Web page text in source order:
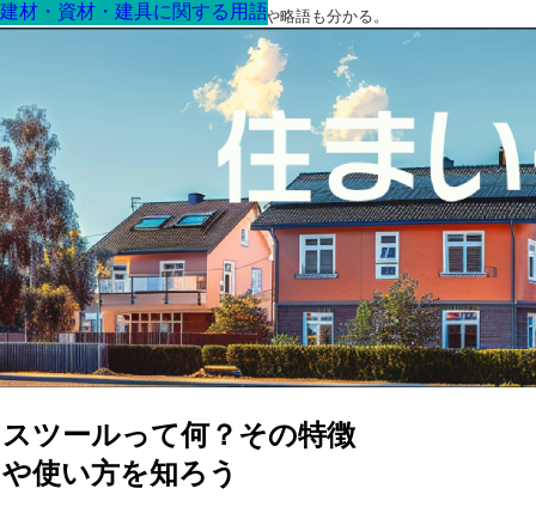
最高の家を作るための知識！専門用語や略語も分かる。
スツールって何？その特徴
や使い方を知ろう
建材・資材・建具に関する用語
建材・資材・建具に関する用語
建材・資材・建具に関する用語
建材・資材・建具に関する用語
建材・資材・建具に関する用語
建材・資材・建具に関する用語
建材・資材・建具に関する用語